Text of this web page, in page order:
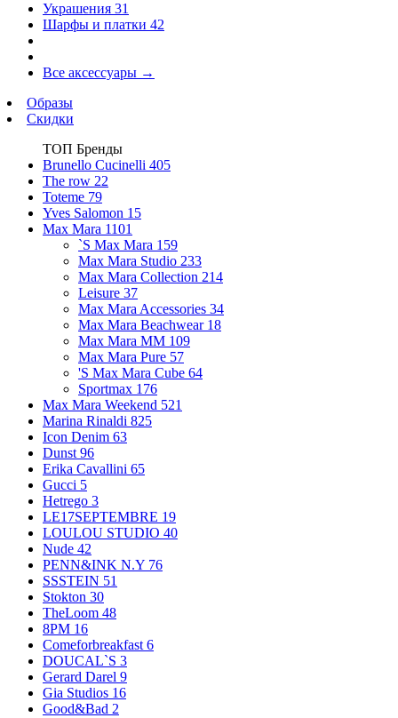
Украшения 31
Шарфы и платки 42
Все аксессуары →
Образы
Скидки
ТОП Бренды
Brunello Cucinelli 405
The row 22
Toteme 79
Yves Salomon 15
Max Mara 1101
`S Max Mara 159
Max Mara Studio 233
Max Mara Collection 214
Leisure 37
Max Mara Accessories 34
Max Mara Beachwear 18
Max Mara MM 109
Max Mara Pure 57
'S Max Mara Cube 64
Sportmax 176
Max Mara Weekend 521
Marina Rinaldi 825
Icon Denim 63
Dunst 96
Erika Cavallini 65
Gucci 5
Hetrego 3
LE17SEPTEMBRE 19
LOULOU STUDIO 40
Nude 42
PENN&INK N.Y 76
SSSTEIN 51
Stokton 30
TheLoom 48
8PM 16
Comeforbreakfast 6
DOUCAL`S 3
Gerard Darel 9
Gia Studios 16
Good&Bad 2